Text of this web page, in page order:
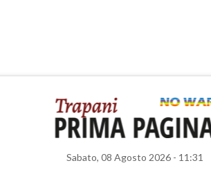
Sabato, 08 Agosto 2026 - 11:31